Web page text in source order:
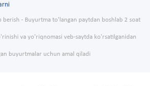
berish - Buyurtma to'langan paytdan boshlab 2 soat
va yo'riqnomasi veb-saytda ko'rsatilganidan
buyurtmalar uchun amal qiladi